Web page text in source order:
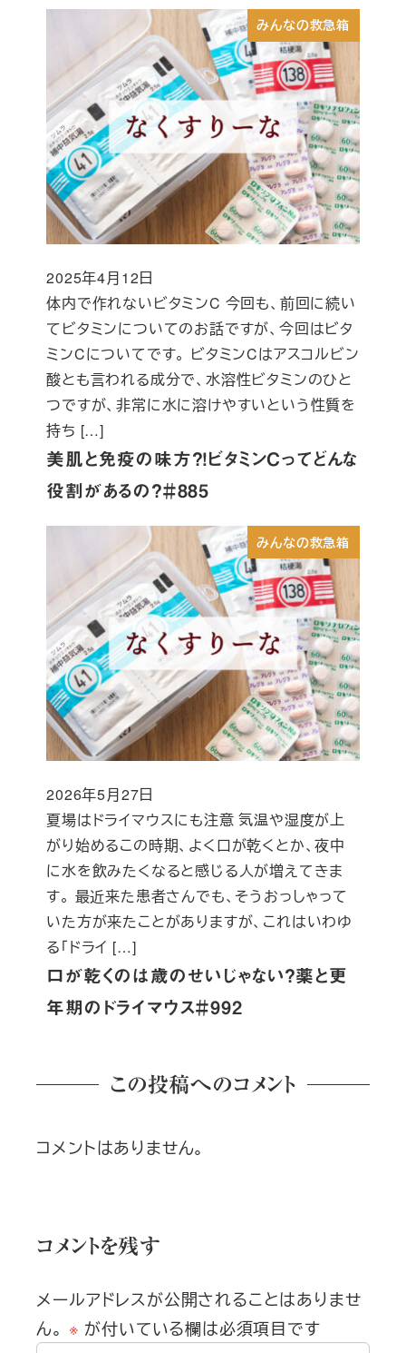
みんなの救急箱
美肌と免疫の味方？！ビタミンCってどんな
役割があるの？＃885
体内で作れないビタミンC 今回も、前回に続い
てビタミンについてのお話ですが、今回はビタ
ミンCについてです。 ビタミンCはアスコルビン
酸とも言われる成分で、水溶性ビタミンのひと
つですが、非常に水に溶けやすいという性質を
持ち […]
投稿日
2025年4月12日
みんなの救急箱
口が乾くのは歳のせいじゃない？薬と更
年期のドライマウス＃992
夏場はドライマウスにも注意 気温や湿度が上
がり始めるこの時期、よく口が乾くとか、夜中
に水を飲みたくなると感じる人が増えてきま
す。 最近来た患者さんでも、そうおっしゃって
いた方が来たことがありますが、これはいわゆ
る「ドライ […]
投稿日
2026年5月27日
この投稿へのコメント
コメントはありません。
コメントを残す
メールアドレスが公開されることはありませ
ん。 ※ が付いている欄は必須項目です